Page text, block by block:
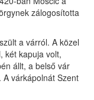
zálogosította
a várról. A közel
két kapuja volt,
állt, a belső vár
várkápolnát Szent